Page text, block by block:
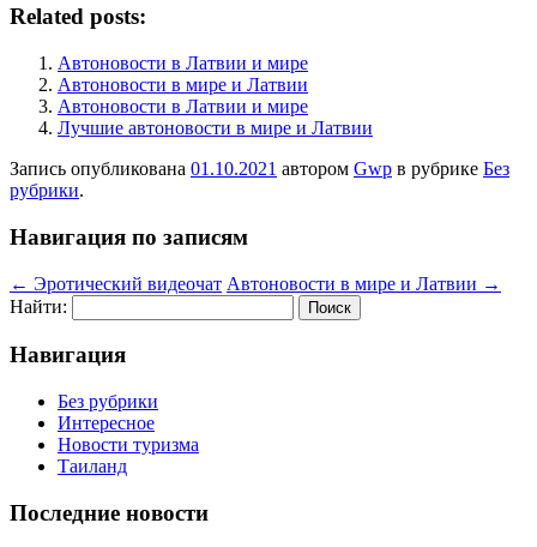
Related posts:
Автоновости в Латвии и мире
Автоновости в мире и Латвии
Автоновости в Латвии и мире
Лучшие автоновости в мире и Латвии
Запись опубликована 01.10.2021 автором Gwp в рубрике Без
рубрики.
Навигация по записям
← Эротический видеочат Автоновости в мире и Латвии →
Найти:
Навигация
Без рубрики
Интересное
Новости туризма
Таиланд
Последние новости